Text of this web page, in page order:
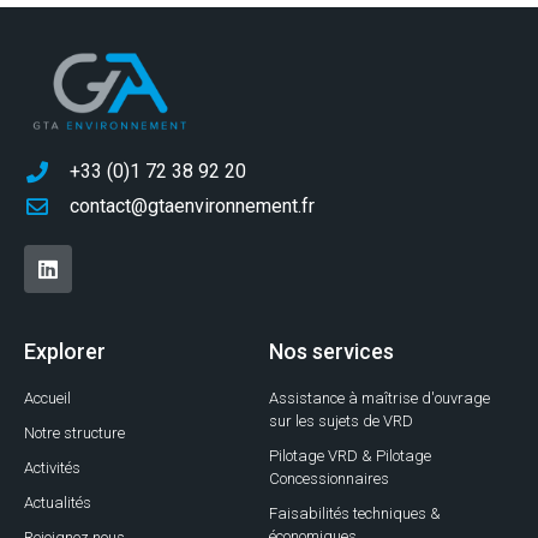
+33 (0)1 72 38 92 20
contact@gtaenvironnement.fr
Explorer
Accueil
Notre structure
Activités
Actualités
Nos services
Assistance à maîtrise d'ouvrage
sur les sujets de VRD
Pilotage VRD & Pilotage
Concessionnaires
Faisabilités techniques &